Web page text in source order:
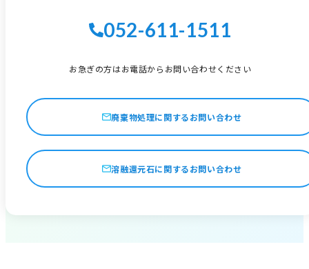
052-611-1511
お急ぎの方はお電話からお問い合わせください
廃棄物処理に関するお問い合わせ
溶融還元石に関するお問い合わせ